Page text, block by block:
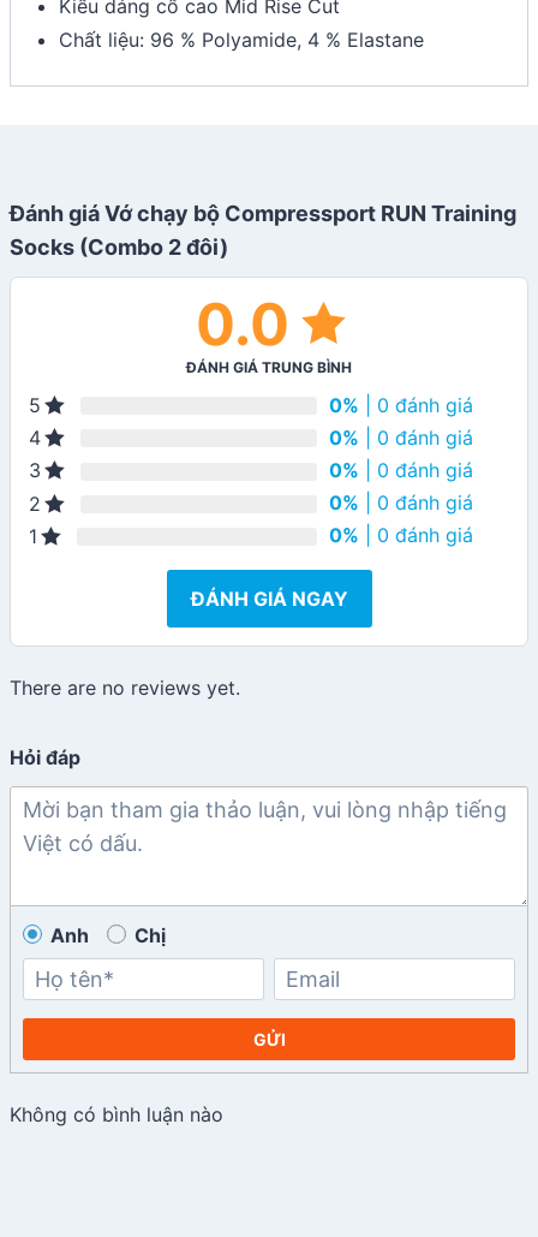
Kiểu dáng cổ cao Mid Rise Cut
Chất liệu: 96 % Polyamide, 4 % Elastane
Đánh giá Vớ chạy bộ Compressport RUN Training
Socks (Combo 2 đôi)
0.0
ĐÁNH GIÁ TRUNG BÌNH
5 0% | 0 đánh giá
4
0% | 0 đánh giá
3
0% | 0 đánh giá
2
0% | 0 đánh giá
1
0% | 0 đánh giá
ĐÁNH GIÁ NGAY
There are no reviews yet.
Hỏi đáp
Anh Chị
GỬI
Không có bình luận nào